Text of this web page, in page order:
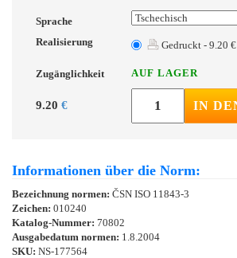
Sprache
Realisierung
Gedruckt - 9.20 €
Zugänglichkeit AUF LAGER
9.20 € IN
Informationen über die Norm:
Bezeichnung normen: ČSN ISO 11843-3
Zeichen: 010240
Katalog-Nummer: 70802
Ausgabedatum normen: 1.8.2004
SKU: NS-177564